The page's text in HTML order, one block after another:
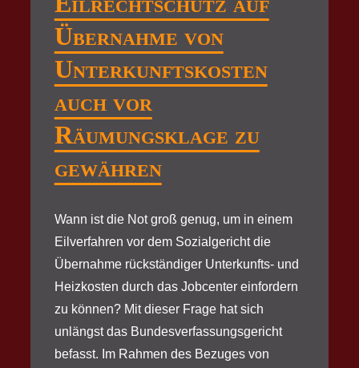
Übernahme von
Unterkunftskosten
auch vor
Räumungsklage zu
gewähren
Wann ist die Not groß genug, um in einem
Eilverfahren vor dem Sozialgericht die
Übernahme rückständiger Unterkunfts- und
Heizkosten durch das Jobcenter einfordern
zu können? Mit dieser Frage hat sich
unlängst das Bundesverfassungsgericht
befasst. Im Rahmen des Bezuges von